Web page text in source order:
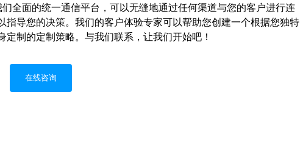
们全面的统一通信平台，可以无缝地通过任何渠道与您的客户进行连
指导您的决策。我们的客户体验专家可以帮助您创建一个根据您独特
定制的定制策略。与我们联系，让我们开始吧！
在线咨询